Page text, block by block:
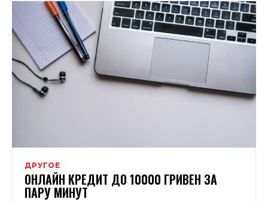
ДРУГОЕ
ОНЛАЙН КРЕДИТ ДО 10000 ГРИВЕН ЗА
ПАРУ МИНУТ